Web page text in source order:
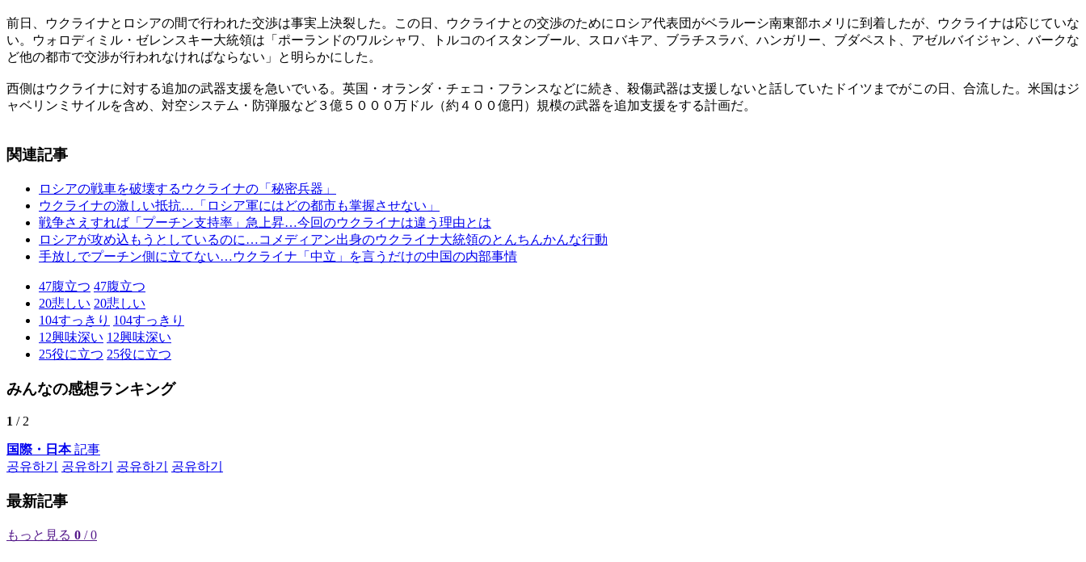
前日、ウクライナとロシアの間で行われた交渉は事実上決裂した。この日、ウクライナとの交渉のためにロシア代表団がベラルーシ南東部ホメリに到着したが、ウクライナは応じていな
い。ウォロディミル・ゼレンスキー大統領は「ポーランドのワルシャワ、トルコのイスタンブール、スロバキア、ブラチスラバ、ハンガリー、ブダペスト、アゼルバイジャン、バークな
ど他の都市で交渉が行われなければならない」と明らかにした。
西側はウクライナに対する追加の武器支援を急いでいる。英国・オランダ・チェコ・フランスなどに続き、殺傷武器は支援しないと話していたドイツまでがこの日、合流した。米国はジ
ャベリンミサイルを含め、対空システム・防弾服など３億５０００万ドル（約４００億円）規模の武器を追加支援をする計画だ。
関連記事
ロシアの戦車を破壊するウクライナの「秘密兵器」
ウクライナの激しい抵抗…「ロシア軍にはどの都市も掌握させない」
戦争さえすれば「プーチン支持率」急上昇…今回のウクライナは違う理由とは
ロシアが攻め込もうとしているのに…コメディアン出身のウクライナ大統領のとんちんかんな行動
手放しでプーチン側に立てない…ウクライナ「中立」を言うだけの中国の内部事情
47腹立つ 47腹立つ
20悲しい 20悲しい
104すっきり 104すっきり
12興味深い 12興味深い
25役に立つ 25役に立つ
みんなの感想ランキング
1 / 2
国際・日本記事
공유하기
공유하기 공유하기 공유하기
最新記事
もっと見る 0 / 0